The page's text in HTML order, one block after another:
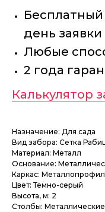
день заявки
Любые
2 года
Калькулятор
Назначение: Для сада
Вид забора: Сетка
Материал: Металл
Основание:
Каркас:
Цвет: Темно-серый
Высота, м: 2
Столбы: Металлические